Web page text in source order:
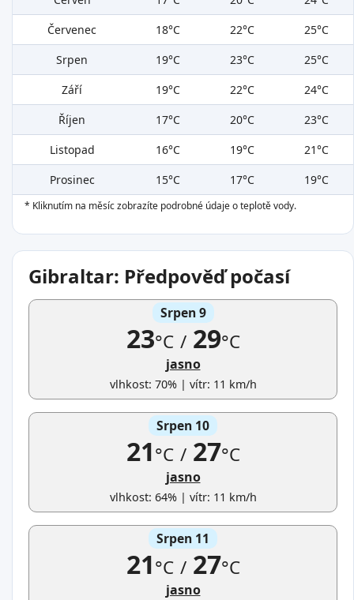
Červenec
18°C 22°C
25°C
Srpen
19°C 23°C
25°C
Září
19°C 22°C
24°C
Říjen
17°C 20°C
23°C
Listopad
16°C 19°C
21°C
Prosinec
15°C 17°C 19°C
* Kliknutím na měsíc zobrazíte podrobné údaje o teplotě vody.
Gibraltar: Předpověď počasí
Srpen 9
23°C /29°C
jasno
vlhkost: 70% | vítr: 11 km/h
Srpen 10
21°C /27°C
jasno
vlhkost: 64% | vítr: 11 km/h
Srpen 11
21°C /27°C
jasno